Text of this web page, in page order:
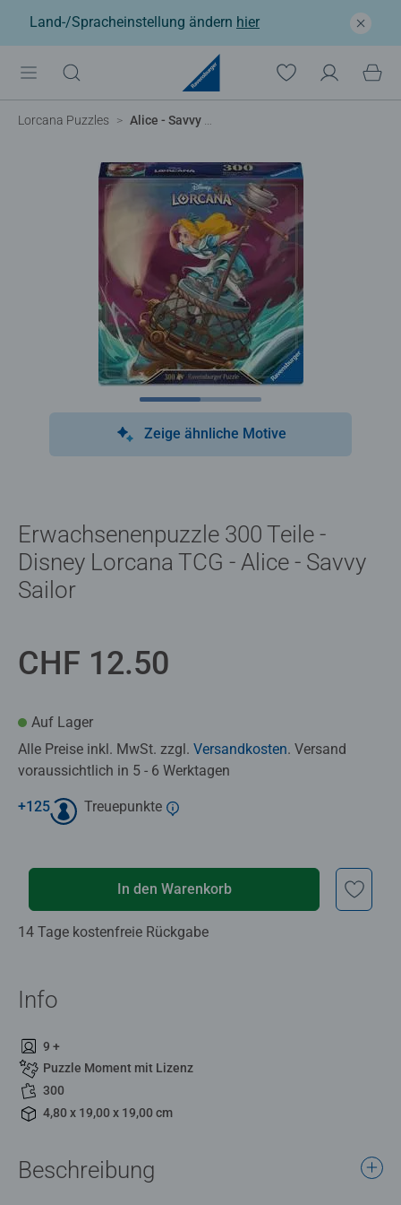
Land-/Spracheinstellung ändern hier
Lorcana Puzzles Alice - Savvy Sailor
Zeige ähnliche Motive
Erwachsenenpuzzle 300 Teile -
Disney Lorcana TCG - Alice - Savvy
Sailor
CHF 12.50
Auf Lager
Alle Preise inkl. MwSt. zzgl. Versandkosten. Versand
voraussichtlich in 5 - 6 Werktagen
+125 Treuepunkte
In den Warenkorb
14 Tage kostenfreie Rückgabe
Info
9 +
Puzzle Moment mit Lizenz
300
4,80 x 19,00 x 19,00 cm
Beschreibung